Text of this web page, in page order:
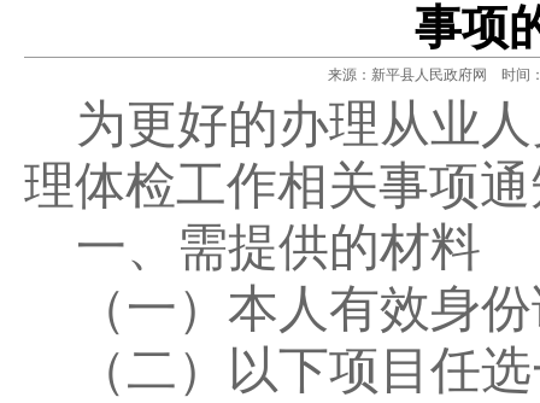
事项
来源：新平县人民政府网 时间
为更好的办理从业
理体检工作相关事项
一、 需提供的材料
（一）本人有效身
（二）以下项目任